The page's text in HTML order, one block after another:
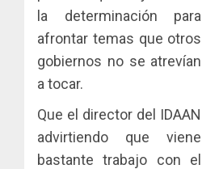
la determinación para
afrontar temas que otros
gobiernos no se atrevían
a tocar.
Que el director del IDAAN
advirtiendo que viene
bastante trabajo con el